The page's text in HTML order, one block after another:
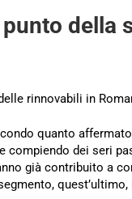
della
quanto
dei seri
già contribuito a